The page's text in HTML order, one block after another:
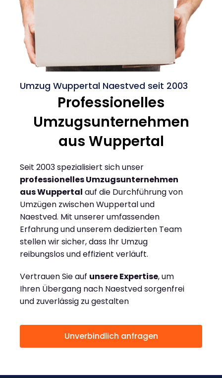
Umzug Wuppertal Naestved seit 2003
Professionelles
Umzugsunternehmen
aus Wuppertal
Seit 2003 spezialisiert sich unser
professionelles Umzugsunternehmen
aus Wuppertal auf die Durchführung von
Umzügen zwischen Wuppertal und
Naestved. Mit unserer umfassenden
Erfahrung und unserem dedizierten Team
stellen wir sicher, dass Ihr Umzug
reibungslos und effizient verläuft.
Vertrauen Sie auf unsere Expertise, um
Ihren Übergang nach Naestved sorgenfrei
und zuverlässig zu gestalten
Unverbindlich anfragen